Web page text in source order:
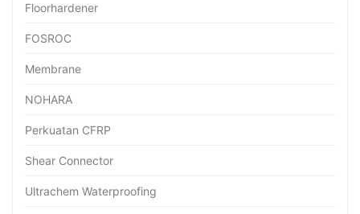
Floorhardener
FOSROC
Membrane
NOHARA
Perkuatan CFRP
Shear Connector
Ultrachem Waterproofing